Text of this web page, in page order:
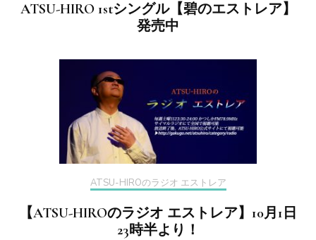
ATSU-HIRO 1stシングル【碧のエストレア】
発売中
ATSU-HIROのラジオ エストレア
【ATSU-HIROのラジオ エストレア】10月1日
23時半より！